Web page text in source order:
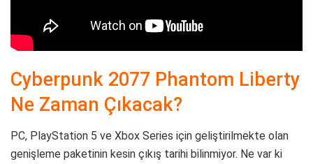
Cyberpunk 2077 Phantom Liberty
Ne Zaman Çıkacak?
PC, PlayStation 5 ve Xbox Series için geliştirilmekte olan
genişleme paketinin kesin çıkış tarihi bilinmiyor. Ne var ki